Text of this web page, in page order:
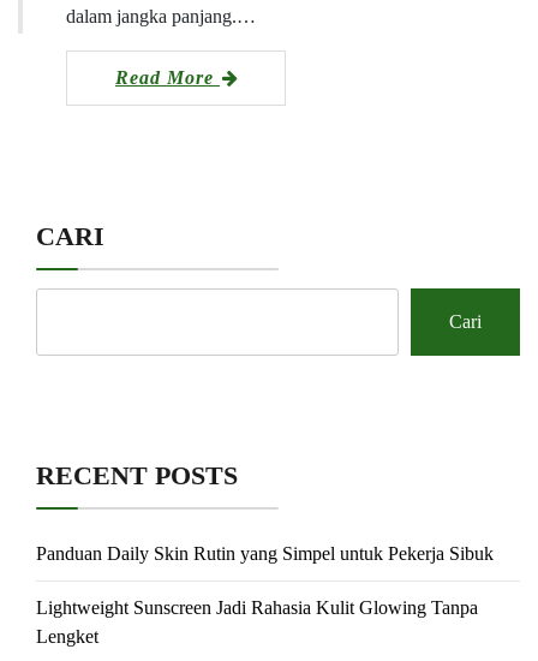
dalam jangka panjang.…
Read More
CARI
Cari
RECENT POSTS
Panduan Daily Skin Rutin yang Simpel untuk Pekerja Sibuk
Lightweight Sunscreen Jadi Rahasia Kulit Glowing Tanpa
Lengket